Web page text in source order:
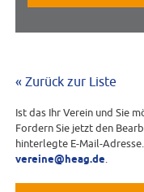
« Zurück zur Liste
Ist das Ihr Verein und Sie
Fordern Sie jetzt den
hinterlegte E-Mail-
vereine@heag.de.